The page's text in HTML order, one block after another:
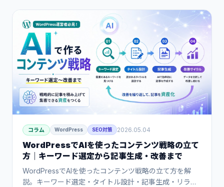
できる方法を紹介します。
コラム WordPress SEO対策 2026.05.04
WordPressでAIを使ったコンテンツ戦略の立て
方｜キーワード選定から記事生成・改善まで
WordPressでAIを使ったコンテンツ戦略の立て方を解
説。キーワード選定・タイトル設計・記事生成・リライ